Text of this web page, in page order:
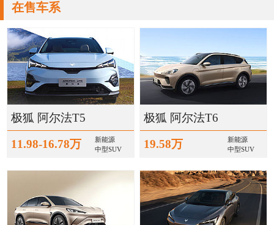
2020年10月 ARCFOX 极狐 阿尔法T正式上市，量产搭载华
2021年4月 ARCFOX 极狐 阿尔法S全新HI版正式发布，由极
狐与华为联合开发，首个量产搭载华为全栈智能汽车解决方案。
2018年4月 北汽集团与麦格纳签署全新一代智能纯电动汽车
平台战略合作协议，两个月后， 北汽集团、麦格纳新能源汽车合
资合作项目开始落地推进。
2019年1月 推出正向专属纯电动IMC架构平台——全球首个
商业搭载5G技术的IMC智能架构。
2019年1月 北汽蓝谷麦格纳高端新能源汽车制造基地落地中
国镇江，这也是麦格纳首次在欧洲地区以外投资整车制造合资工
厂，未来北汽集团旗下高端智能新能源汽车品牌——ARCFOX 极
狐 的产品将在此投产。
在售车系
极狐 阿尔法T5
11.98-16.78万
新能源
中型SUV
极狐 阿尔法T6
19.58万
新能源
中型SUV